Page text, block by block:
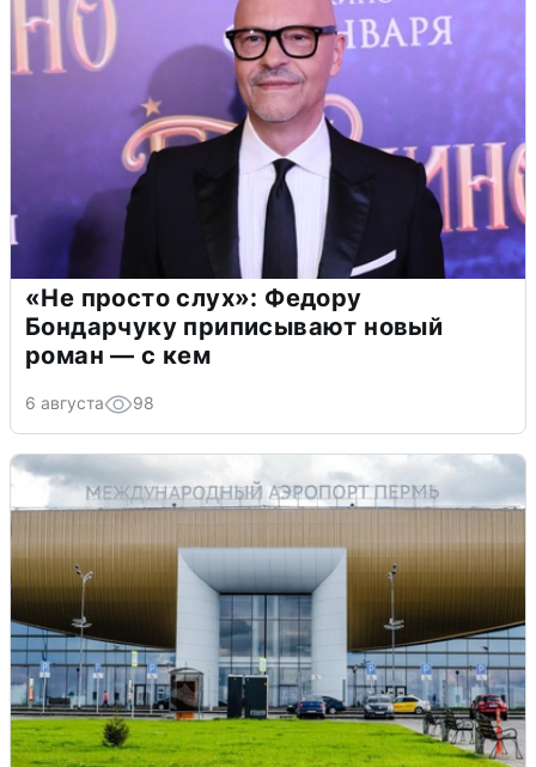
«Не просто слух»: Федору
Бондарчуку приписывают новый
роман — с кем
6 августа 98